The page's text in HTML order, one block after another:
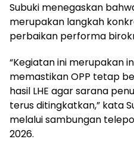
Subuki menegaskan
merupakan langkah
perbaikan performa
“Kegiatan ini merupakan
memastikan OPP tetap
hasil LHE agar sarana
terus ditingkatkan,” kata
melalui sambungan
2026.